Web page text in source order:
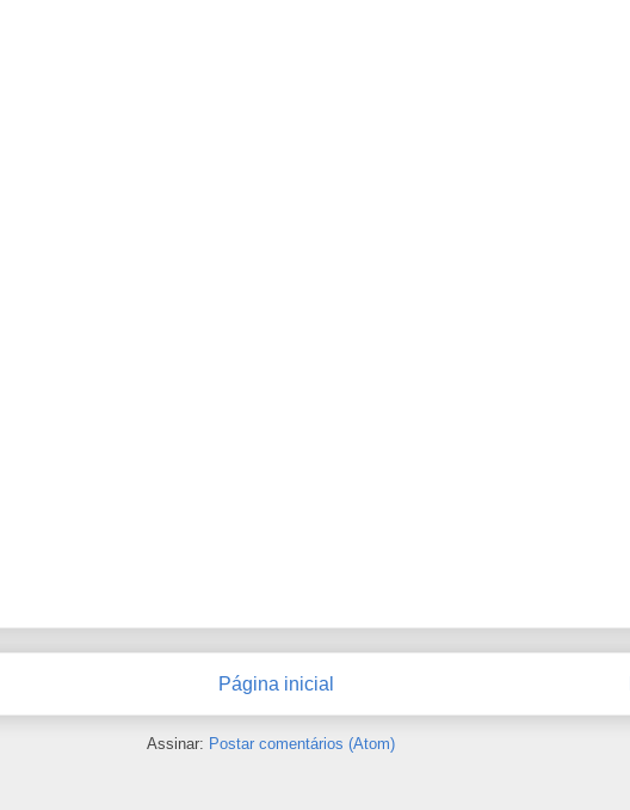
Página inicial
Assinar: Postar comentários (Atom)